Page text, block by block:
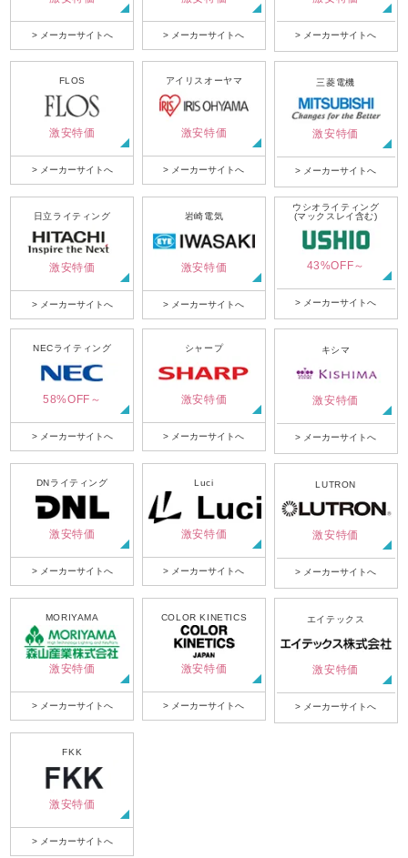
> メーカーサイトへ > メーカーサイトへ > メーカーサイトへ
FLOS
激安特価
> メーカーサイトへ
アイリスオーヤマ
激安特価
> メーカーサイトへ
三菱電機
激安特価
> メーカーサイトへ
日立ライティング
激安特価
> メーカーサイトへ
岩崎電気
激安特価
> メーカーサイトへ
ウシオライティング
(マックスレイ含む)
43%OFF～
> メーカーサイトへ
NECライティング
58%OFF～
> メーカーサイトへ
シャープ
激安特価
> メーカーサイトへ
キシマ
激安特価
> メーカーサイトへ
DNライティング
激安特価
> メーカーサイトへ
Luci
激安特価
> メーカーサイトへ
LUTRON
激安特価
> メーカーサイトへ
MORIYAMA
激安特価
> メーカーサイトへ
COLOR KINETICS
激安特価
> メーカーサイトへ
エイテックス
激安特価
> メーカーサイトへ
FKK
激安特価
> メーカーサイトへ